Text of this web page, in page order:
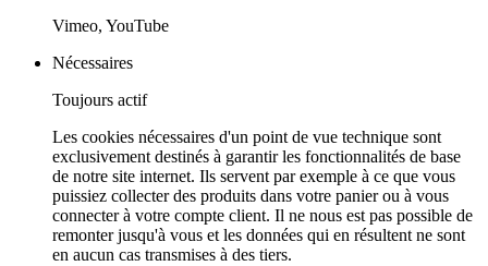
Vimeo, YouTube
Nécessaires
Toujours actif
Les cookies nécessaires d'un point de vue technique sont
exclusivement destinés à garantir les fonctionnalités de base
de notre site internet. Ils servent par exemple à ce que vous
puissiez collecter des produits dans votre panier ou à vous
connecter à votre compte client. Il ne nous est pas possible de
remonter jusqu'à vous et les données qui en résultent ne sont
en aucun cas transmises à des tiers.